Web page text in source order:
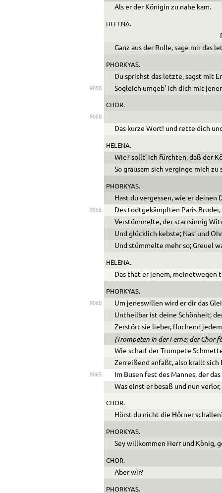
Als er der Königin zu nahe kam.
HELENA.
Ganz aus der Rolle, sage mir das
PHORKYAS.
Du sprichst das letzte, sagst mit
9050 Sogleich umgeb’ ich dich mit
CHOR.
9050
Das kurze Wort! und rette dich
HELENA.
Wie? sollt’ ich fürchten, daß der
So grausam sich verginge mich zu
PHORKYAS.
Hast du vergessen, wie er deinen
9055
Des todtgekämpften Paris
Verstümmelte, der starrsinnig
Und glücklich kebste; Nas’ und
Und stümmelte mehr so; Greuel
HELENA.
Das that er jenem, meinetwegen
PHORKYAS.
9060
Um jeneswillen wird er dir das
Untheilbar ist deine Schönheit;
Zerstört sie lieber, fluchend
(Trompeten in der Ferne; der Chor
Wie scharf der Trompete
Zerreißend anfaßt, also krallt sich
9065
Im Busen fest des Mannes, der
Was einst er besaß und nun
CHOR.
Hörst du nicht die Hörner
PHORKYAS.
Sey willkommen Herr und König,
CHOR.
Aber wir?
PHORKYAS.